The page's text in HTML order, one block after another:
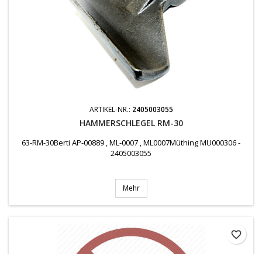
ARTIKEL-NR.: 2405003055
HAMMERSCHLEGEL RM-30
63-RM-30Berti AP-00889 , ML-0007 , ML0007Müthing MU000306 -
2405003055
Mehr
favorite_border